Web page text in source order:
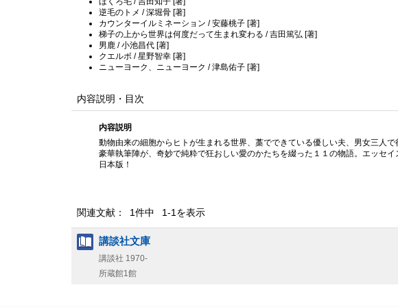
逆毛のトメ / 深堀骨 [著]
カウンターイルミネーション / 安藤桃子 [著]
梯子の上から世界は何度だって生まれ変わる / 吉田篤弘 [著]
男鹿 / 小池昌代 [著]
クエルボ / 星野智幸 [著]
ニューヨーク、ニューヨーク / 津島佑子 [著]
内容説明・目次
内容説明
動物由来の細胞からヒトが生まれる世界、藁でできている優しい夫、男女三人
豪華執筆陣が、奇妙で純粋で狂おしい愛のかたちを綴った１１の物語。エッセ
日本版！
関連文献： 1件中 1-1を表示
講談社文庫
講談社 1970-
所蔵館1館